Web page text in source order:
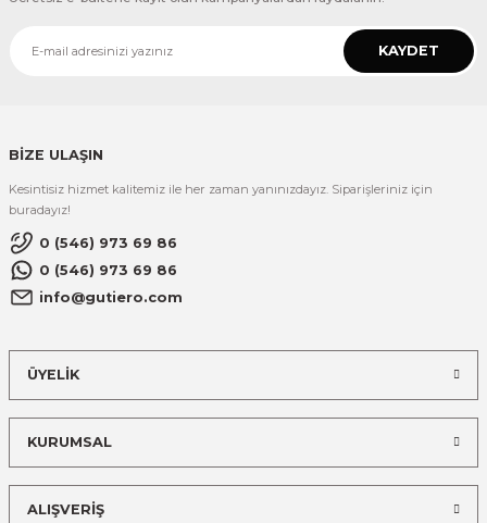
KAYDET
BİZE ULAŞIN
Kesintisiz hizmet kalitemiz ile her zaman yanınızdayız. Siparişleriniz için
buradayız!
0 (546) 973 69 86
0 (546) 973 69 86
info@gutiero.com
ÜYELİK
KURUMSAL
ALIŞVERİŞ